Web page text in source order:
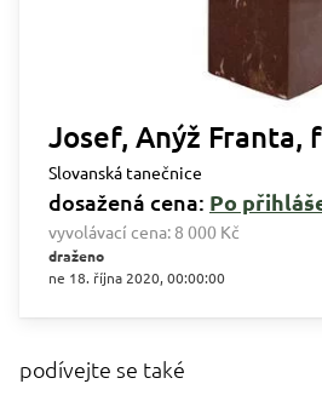
Josef, Anýž Franta,
Slovanská tanečnice
dosažená cena: Po
vyvolávací cena: 8 000 Kč
draženo
ne 18. října 2020, 00:00:00
podívejte se také